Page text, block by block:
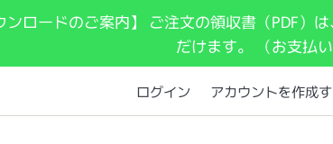
ンロードのご案内】 ご注文の領収書（PDF
だけます。 （お支払
ログイン アカウントを作成